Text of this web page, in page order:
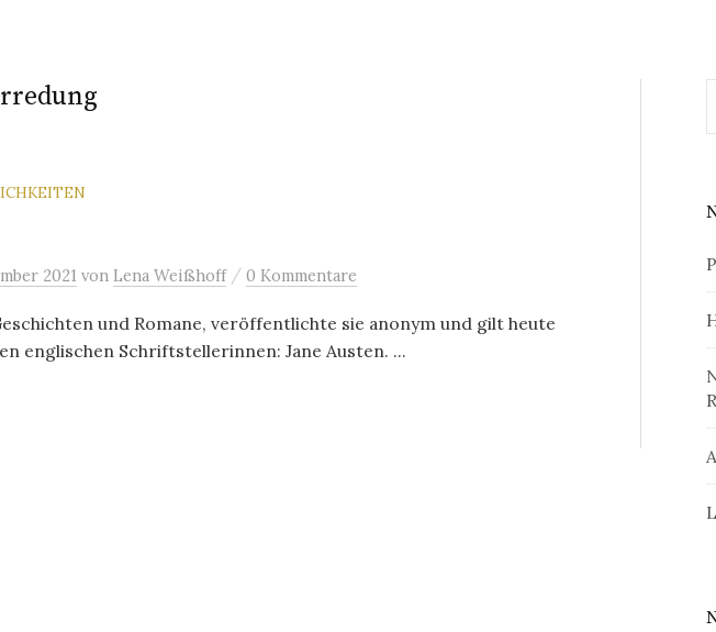
2021 von Lena Weißhoff / 0 Kommentare
und Romane, veröffentlichte sie anonym und gilt heute
englischen Schriftstellerinnen: Jane Austen. ...